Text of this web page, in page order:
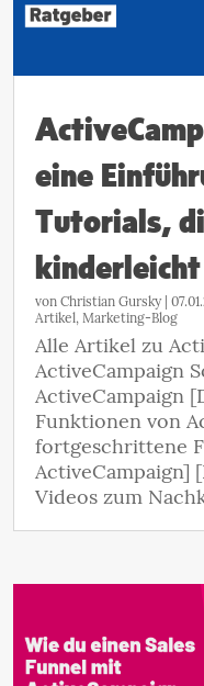
eine
Tutorials,
von Christian Gursky |
Artikel, Marketing-Blog
Alle Artikel zu
ActiveCampaign
ActiveCampaign
Funktionen von
fortgeschrittene
ActiveCampaign]
Videos zum